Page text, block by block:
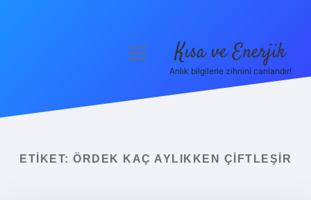
Yasal Uyarı
menüyü
Kısa ve Enerjik
Anlık bilgilerle zihnini canlandır!
ETIKET: ÖRDEK KAÇ AYLIKKEN ÇIFTLEŞIR